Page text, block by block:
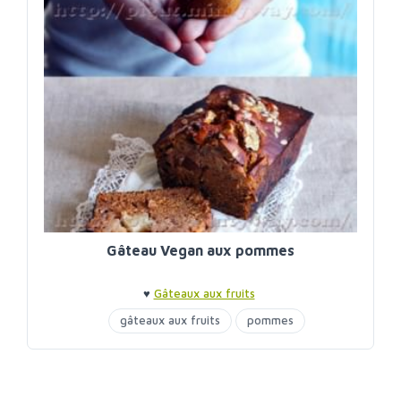
Gâteau Vegan aux pommes
♥ Gâteaux aux fruits
gâteaux aux fruits
pommes
sirop d'agave